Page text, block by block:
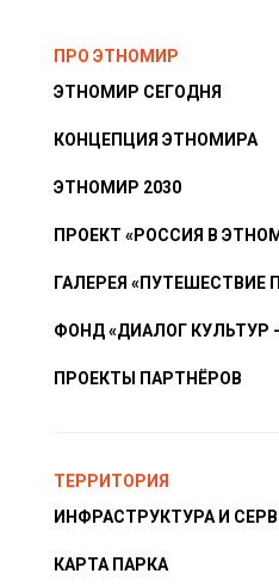
ПРО ЭТНОМИР
ЭТНОМИР СЕГОДНЯ
КОНЦЕПЦИЯ ЭТНОМИРА
ЭТНОМИР 2030
ПРОЕКТ «РОССИЯ В
ГАЛЕРЕЯ «ПУТЕШЕСТВИЕ
ФОНД «ДИАЛОГ КУЛЬТУР
ПРОЕКТЫ ПАРТНЁРОВ
ТЕРРИТОРИЯ
ИНФРАСТРУКТУРА И
КАРТА ПАРКА